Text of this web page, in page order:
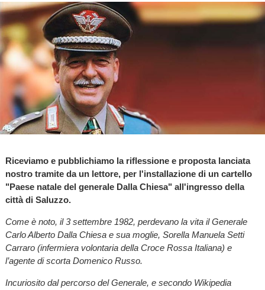
Riceviamo e pubblichiamo la riflessione e proposta lanciata
nostro tramite da un lettore, per l'installazione di un cartello
"Paese natale del generale Dalla Chiesa" all'ingresso della
città di Saluzzo.
Come è noto, il 3 settembre 1982, perdevano la vita il Generale
Carlo Alberto Dalla Chiesa e sua moglie, Sorella Manuela Setti
Carraro (infermiera volontaria della Croce Rossa Italiana) e
l’agente di scorta Domenico Russo.
Incuriosito dal percorso del Generale, e secondo Wikipedia